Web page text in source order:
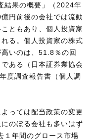
結果の概要」（2024年
円前後の会社では流動
ともあり、個人投資家
る。個人投資家の株式
いのは、51.8％の回
ある（日本証券業協会
度調査報告書（個人調
っては配当政策の変更
のぼる会社も多いはず
１年間のグロース市場